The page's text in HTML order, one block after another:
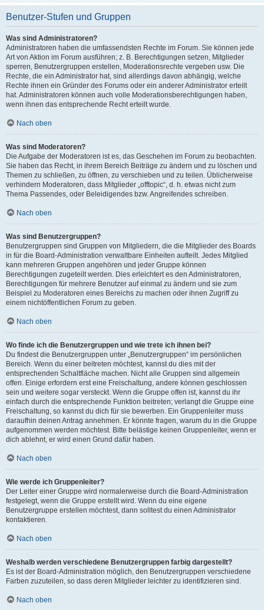
Benutzer-Stufen und Gruppen
Was sind Administratoren?
Administratoren haben die umfassendsten Rechte im Forum. Sie können jede
Art von Aktion im Forum ausführen; z. B. Berechtigungen setzen, Mitglieder
sperren, Benutzergruppen erstellen, Moderationsrechte vergeben usw. Die
Rechte, die ein Administrator hat, sind allerdings davon abhängig, welche
Rechte ihnen ein Gründer des Forums oder ein anderer Administrator erteilt
hat. Administratoren können auch volle Moderationsberechtigungen haben,
wenn ihnen das entsprechende Recht erteilt wurde.
Nach oben
Was sind Moderatoren?
Die Aufgabe der Moderatoren ist es, das Geschehen im Forum zu beobachten.
Sie haben das Recht, in ihrem Bereich Beiträge zu ändern und zu löschen und
Themen zu schließen, zu öffnen, zu verschieben und zu teilen. Üblicherweise
verhindern Moderatoren, dass Mitglieder „offtopic“, d. h. etwas nicht zum
Thema Passendes, oder Beleidigendes bzw. Angreifendes schreiben.
Nach oben
Was sind Benutzergruppen?
Benutzergruppen sind Gruppen von Mitgliedern, die die Mitglieder des Boards
in für die Board-Administration verwaltbare Einheiten aufteilt. Jedes Mitglied
kann mehreren Gruppen angehören und jeder Gruppe können
Berechtigungen zugeteilt werden. Dies erleichtert es den Administratoren,
Berechtigungen für mehrere Benutzer auf einmal zu ändern und sie zum
Beispiel zu Moderatoren eines Bereichs zu machen oder ihnen Zugriff zu
einem nichtöffentlichen Forum zu geben.
Nach oben
Wo finde ich die Benutzergruppen und wie trete ich ihnen bei?
Du findest die Benutzergruppen unter „Benutzergruppen“ im persönlichen
Bereich. Wenn du einer beitreten möchtest, kannst du dies mit der
entsprechenden Schaltfläche machen. Nicht alle Gruppen sind allgemein
offen. Einige erfordern erst eine Freischaltung, andere können geschlossen
sein und weitere sogar versteckt. Wenn die Gruppe offen ist, kannst du ihr
einfach durch die entsprechende Funktion beitreten; verlangt die Gruppe eine
Freischaltung, so kannst du dich für sie bewerben. Ein Gruppenleiter muss
daraufhin deinen Antrag annehmen. Er könnte fragen, warum du in die Gruppe
aufgenommen werden möchtest. Bitte belästige keinen Gruppenleiter, wenn er
dich ablehnt, er wird einen Grund dafür haben.
Nach oben
Wie werde ich Gruppenleiter?
Der Leiter einer Gruppe wird normalerweise durch die Board-Administration
festgelegt, wenn die Gruppe erstellt wird. Wenn du eine eigene
Benutzergruppe erstellen möchtest, dann solltest du einen Administrator
kontaktieren.
Nach oben
Weshalb werden verschiedene Benutzergruppen farbig dargestellt?
Es ist der Board-Administration möglich, den Benutzergruppen verschiedene
Farben zuzuteilen, so dass deren Mitglieder leichter zu identifizieren sind.
Nach oben